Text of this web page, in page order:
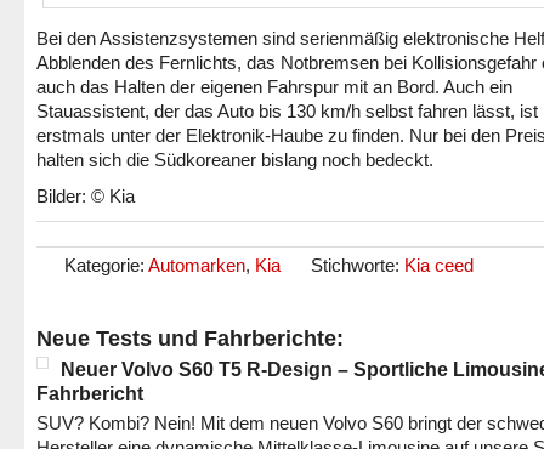
Bei den Assistenzsystemen sind serienmäßig elektronische
Abblenden des Fernlichts, das Notbremsen bei Kollisionsgefahr
auch das Halten der eigenen Fahrspur mit an Bord. Auch ein
Stauassistent, der das Auto bis 130 km/h selbst fahren lässt, ist
erstmals unter der Elektronik-Haube zu finden. Nur bei den
halten sich die Südkoreaner bislang noch bedeckt.
Bilder: © Kia
Kategorie: Automarken, Kia Stichworte: Kia ceed
Neue Tests und Fahrberichte:
Neuer Volvo S60 T5 R-Design – Sportliche
Fahrbericht
SUV? Kombi? Nein! Mit dem neuen Volvo S60 bringt der